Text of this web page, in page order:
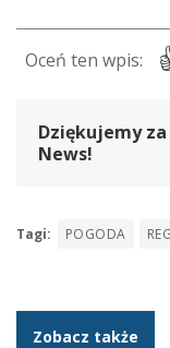
Dziękujemy
News!
Tagi: POGODA
Zobacz także